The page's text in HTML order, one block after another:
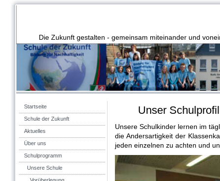
Die Zukunft gestalten - gemeinsam miteinander und
Startseite
Schule der Zukunft
Aktuelles
Über uns
Schulprogramm
Unsere Schule
Unser
Unsere Schulkinder lernen im
die Andersartigkeit der
jeden einzelnen zu achten und